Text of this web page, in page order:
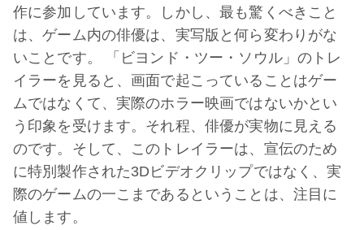
作に参加しています。しかし、最も驚くべきこと
は、ゲーム内の俳優は、実写版と何ら変わりがな
いことです。 「ビヨンド・ツー・ソウル」のトレ
イラーを見ると、画面で起こっていることはゲー
ムではなくて、実際のホラー映画ではないかとい
う印象を受けます。それ程、俳優が実物に見える
のです。そして、このトレイラーは、宣伝のため
に特別製作された3Dビデオクリップではなく、実
際のゲームの一こまであるということは、注目に
値します。